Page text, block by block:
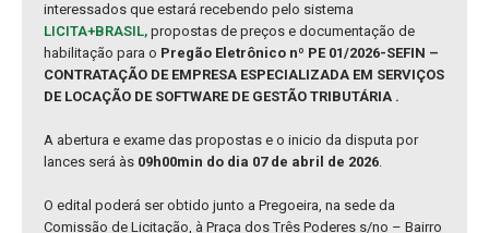
interessados que estará recebendo pelo sistema
LICITA+BRASIL, propostas de preços e documentação de
habilitação para o Pregão Eletrônico nº PE 01/2026-SEFIN –
CONTRATAÇÃO DE EMPRESA ESPECIALIZADA EM SERVIÇOS
DE LOCAÇÃO DE SOFTWARE DE GESTÃO TRIBUTÁRIA .
A abertura e exame das propostas e o inicio da disputa por
lances será às 09h00min do dia 07 de abril de 2026.
O edital poderá ser obtido junto a Pregoeira, na sede da
Comissão de Licitação, à Praça dos Três Poderes s/no – Bairro